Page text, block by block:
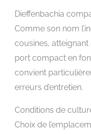
Dieffenbachia
Comme son nom
cousines,
port compact en
convient
erreurs d’entretien.
Conditions de
Choix de